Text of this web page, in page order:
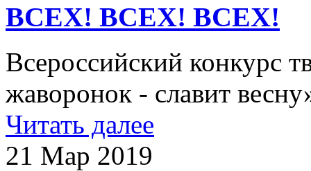
ВСЕХ! ВСЕХ! ВСЕХ!
Всероссийский конкурс
жаворонок - славит
Читать далее
21 Мар 2019